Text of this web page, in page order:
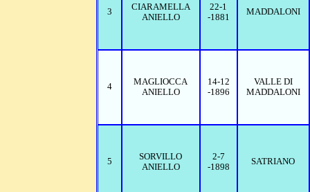
3
CIARAMELLA
ANIELLO
22-1
-1881
MADDALONI
4
MAGLIOCCA
ANIELLO
14-12
-1896
VALLE DI
MADDALONI
5
SORVILLO
ANIELLO
2-7
-1898
SATRIANO